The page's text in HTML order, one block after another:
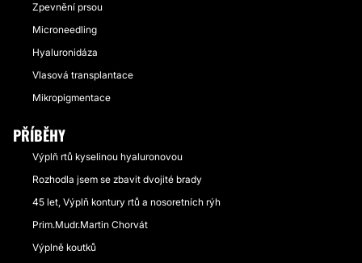
Zpevnění prsou
Microneedling
Hyaluronidáza
Vlasová transplantace
Mikropigmentace
PŘÍBĚHY
Výplň rtů kyselinou hyaluronovou
Rozhodla jsem se zbavit dvojité brady
45 let, Výplň kontury rtů a nosoretních rýh
Prim.Mudr.Martin Chorvát
Výplně koutků